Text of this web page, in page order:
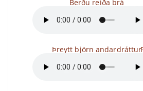
Berðu reiða brá
Þreytt björn andardráttur